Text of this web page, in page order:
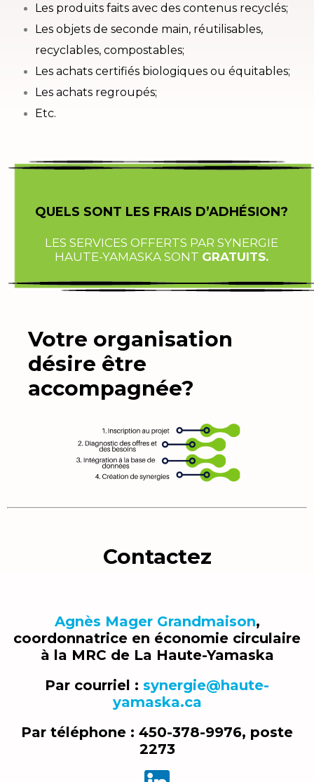
Les produits faits avec des contenus recyclés;
Les objets de seconde main, réutilisables,
recyclables, compostables;
Les achats certifiés biologiques ou équitables;
Les achats regroupés;
Etc.
QUELS SONT LES FRAIS D’ADHÉSION?
LES SERVICES OFFERTS PAR SYNERGIE
HAUTE-YAMASKA SONT GRATUITS.
Votre organisation
désire être
accompagnée?
Contactez
Agnès Mager Grandmaison,
coordonnatrice en économie circulaire
à la MRC de La Haute-Yamaska
Par courriel : synergie@haute-
yamaska.ca
Par téléphone : 450-378-9976, poste
2273